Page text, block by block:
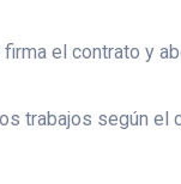
firma el contrato y
trabajos según el